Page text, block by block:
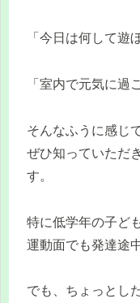
「今日は何して遊
「室内で元気に過
そんなふうに感じ
ぜひ知っていただ
す。
特に低学年の子ど
運動面でも発達途中
でも、ちょっとし